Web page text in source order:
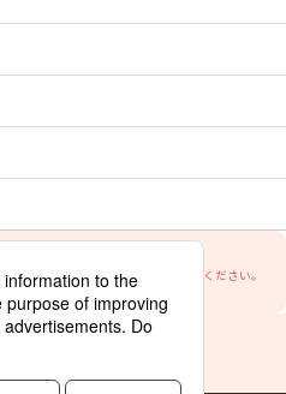
無断転載及び複製等の行為はご遠慮ください。